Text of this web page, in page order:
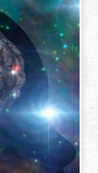
استاد
فاطمه
میرزایی
سی
دی
ها
کتاب
ها